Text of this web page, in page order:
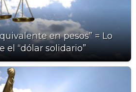
en pesos” = Lo
el “dólar solidario”